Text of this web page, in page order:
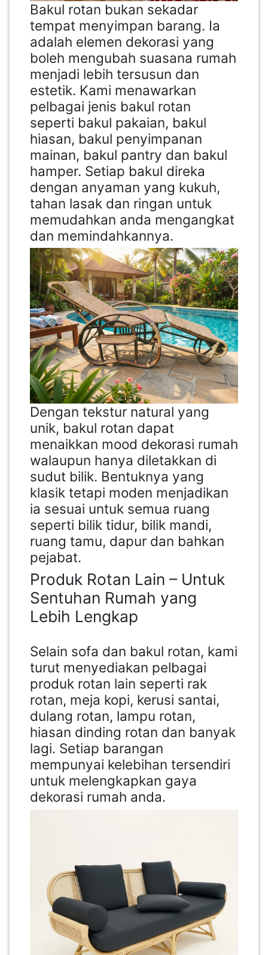
Bakul rotan bukan sekadar
tempat menyimpan barang. Ia
adalah elemen dekorasi yang
boleh mengubah suasana rumah
menjadi lebih tersusun dan
estetik. Kami menawarkan
pelbagai jenis bakul rotan
seperti bakul pakaian, bakul
hiasan, bakul penyimpanan
mainan, bakul pantry dan bakul
hamper. Setiap bakul direka
dengan anyaman yang kukuh,
tahan lasak dan ringan untuk
memudahkan anda mengangkat
dan memindahkannya.
Dengan tekstur natural yang
unik, bakul rotan dapat
menaikkan mood dekorasi rumah
walaupun hanya diletakkan di
sudut bilik. Bentuknya yang
klasik tetapi moden menjadikan
ia sesuai untuk semua ruang
seperti bilik tidur, bilik mandi,
ruang tamu, dapur dan bahkan
pejabat.
Produk Rotan Lain – Untuk
Sentuhan Rumah yang
Lebih Lengkap
Selain sofa dan bakul rotan, kami
turut menyediakan pelbagai
produk rotan lain seperti rak
rotan, meja kopi, kerusi santai,
dulang rotan, lampu rotan,
hiasan dinding rotan dan banyak
lagi. Setiap barangan
mempunyai kelebihan tersendiri
untuk melengkapkan gaya
dekorasi rumah anda.